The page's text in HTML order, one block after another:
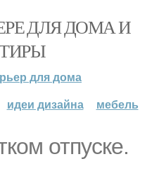
ДЛЯ ДОМА И
для дома
идеи дизайна мебель
отпуске.